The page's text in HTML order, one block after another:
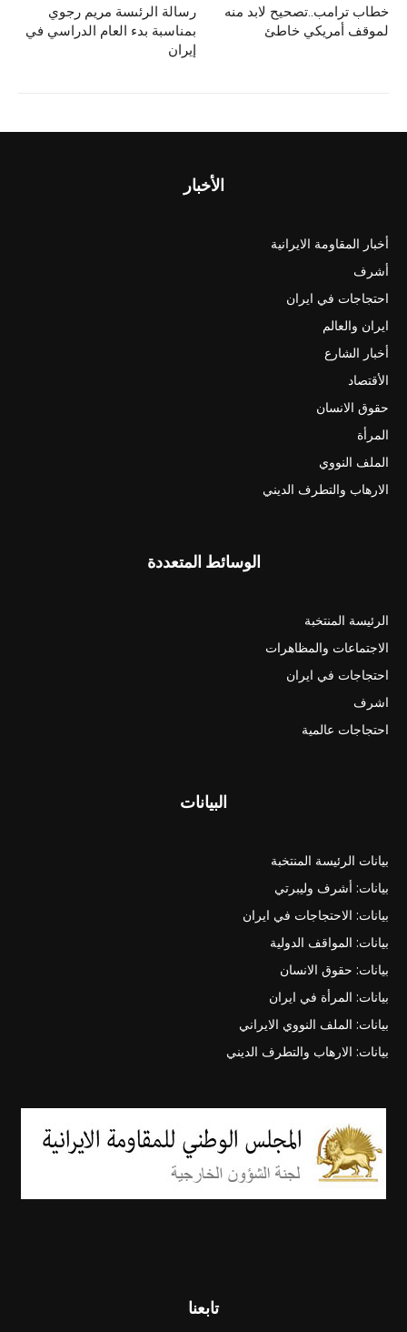
رسالة الرئىسة مريم رجوي
بمناسبة بدء العام الدراسي في
إيران
خطاب ترامب..تصحيح لابد منه
لموقف أمريکي خاطئ
الأخبار
أخبار المقاومة الايرانية
أشرف
احتجاجات في ايران
ايران والعالم
أخبار الشارع
الأقتصاد
حقوق الانسان
المرأة
الملف النووي
الارهاب والتطرف الديني
الوسائط المتعددة
الرئيسة المنتخبة
الاجتماعات والمظاهرات
احتجاجات في ايران
اشرف
احتجاجات عالمية
البيانات
بيانات الرئيسة المنتخبة
بيانات: أشرف وليبرتي
بيانات: الاحتجاجات في ايران
بيانات: المواقف الدولية
بيانات: حقوق الانسان
بيانات: المرأة في ايران
بيانات: الملف النووي الايراني
بيانات: الارهاب والتطرف الديني
تابعنا